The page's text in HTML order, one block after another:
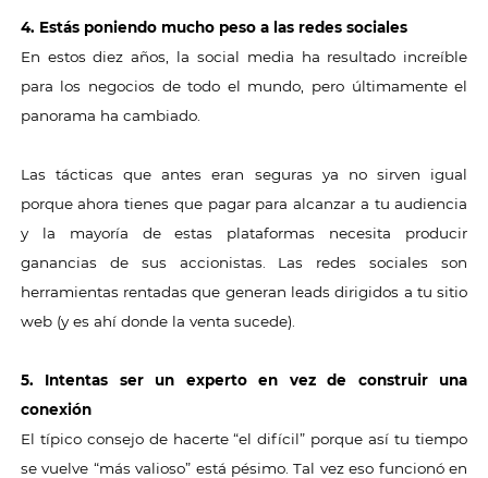
4. Estás poniendo mucho peso a las redes sociales
En estos diez años, la social media ha resultado increíble
para los negocios de todo el mundo, pero últimamente el
panorama ha cambiado.
Las tácticas que antes eran seguras ya no sirven igual
porque ahora tienes que pagar para alcanzar a tu audiencia
y la mayoría de estas plataformas necesita producir
ganancias de sus accionistas. Las redes sociales son
herramientas rentadas que generan leads dirigidos a tu sitio
web (y es ahí donde la venta sucede).
5. Intentas ser un experto en vez de construir una
conexión
El típico consejo de hacerte “el difícil” porque así tu tiempo
se vuelve “más valioso” está pésimo. Tal vez eso funcionó en